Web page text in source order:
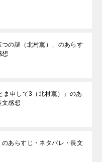
つの謎（北村薫）」のあらす
想
ま申して3（北村薫）」のあ
文感想
のあらすじ・ネタバレ・長文